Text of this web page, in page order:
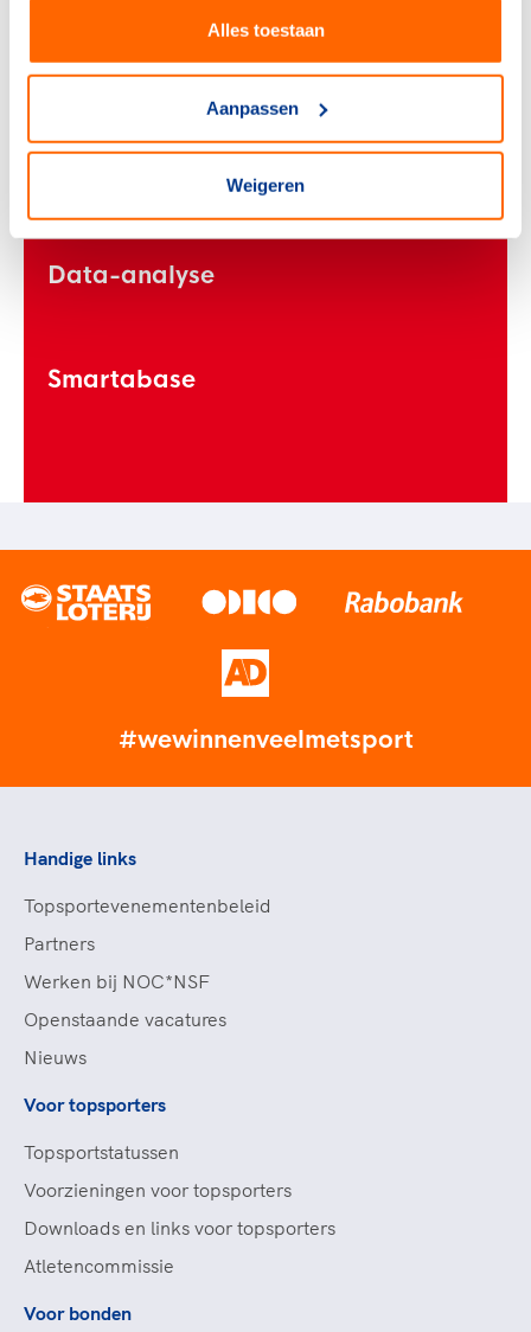
Alles toestaan
Aanpassen
Weigeren
3D-bewegingsanalyse
Data-analyse
Smartabase
#wewinnenveelmetsport
Handige links
Topsportevenementenbeleid
Partners
Werken bij NOC*NSF
Openstaande vacatures
Nieuws
Voor topsporters
Topsportstatussen
Voorzieningen voor topsporters
Downloads en links voor topsporters
Atletencommissie
Voor bonden